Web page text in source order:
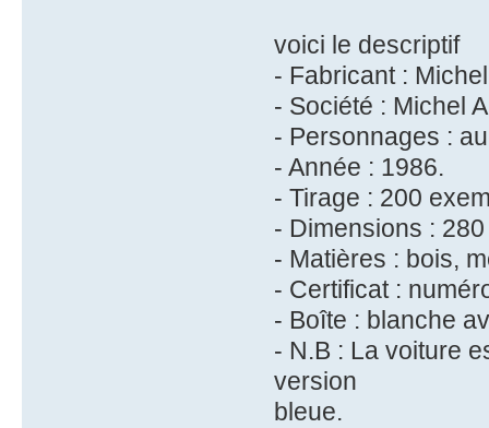
voici le descriptif
- Fabricant :
- Société : Michel
- Personnages :
- Année : 1986.
- Tirage : 200
- Dimensions :
- Matières : bois,
- Certificat :
- Boîte : blanche
- N.B : La voiture
version
bleue.